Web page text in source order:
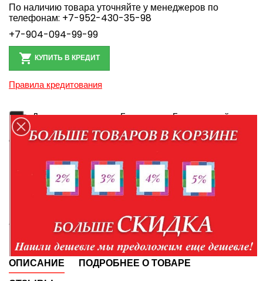
По наличию товара уточняйте у менеджеров по
телефонам: +7-952-430-35-98
+7-904-094-99-99
 КУПИТЬ В КРЕДИТ
Правила кредитования
Доставка в пределах Белгорода и Белгородской
области
Доставка по России транспортной компанией
Персональные данные при оформлении заказа
администрация использует для связи и идентификации
ОПИСАНИЕ
ПОДРОБНЕЕ О ТОВАРЕ